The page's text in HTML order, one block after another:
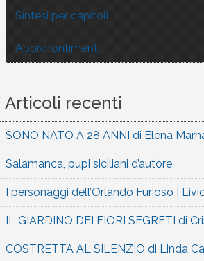
Sintesi per capitoli
Approfontimenti
Articoli recenti
SONO NATO A 28 ANNI di Elena
Salamanca, pupi siciliani d’autore
I personaggi dell’Orlando Furioso |
IL GIARDINO DEI FIORI SEGRETI di
COSTRETTA AL SILENZIO di Linda